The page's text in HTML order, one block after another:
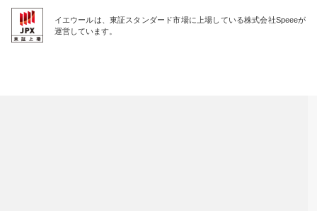
イエウールは、東証スタンダード市場に上場している株式会社Speeeが
運営しています。